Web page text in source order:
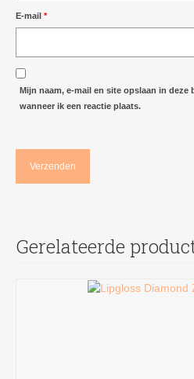
E-mail *
Mijn naam, e-mail en site opslaan in deze
wanneer ik een reactie plaats.
Gerelateerde